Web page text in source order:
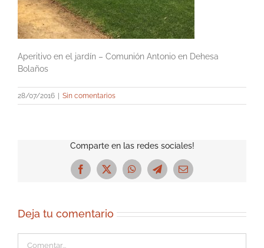
Aperitivo en el jardín – Comunión Antonio en Dehesa
Bolaños
28/07/2016 Sin comentarios
Comparte en las redes sociales!
Facebook
X WhatsAppTelegramCorreo
Deja tu comentario